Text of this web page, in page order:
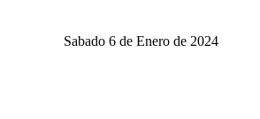
Sabado 6 de Enero de 2024